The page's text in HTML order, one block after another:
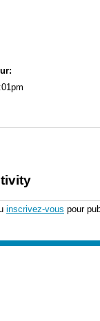
inscrivez-vous pour